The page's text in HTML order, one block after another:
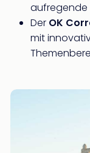
aufregende
Der OK
mit